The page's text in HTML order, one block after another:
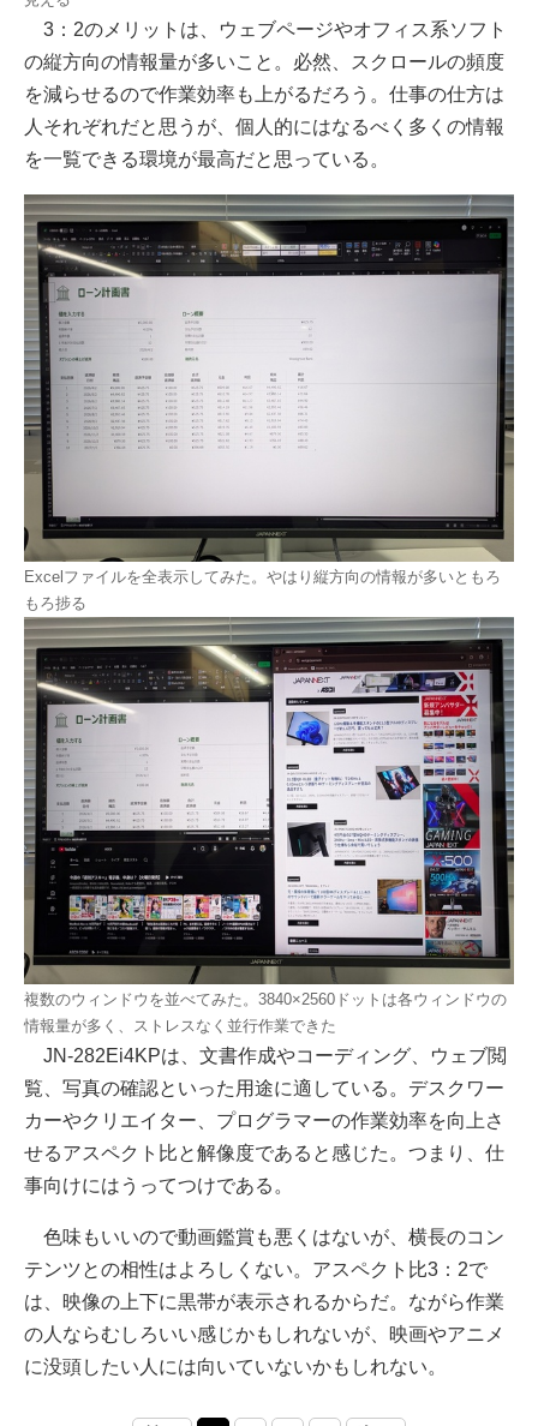
3：2のメリットは、ウェブページやオフィス系ソフト
の縦方向の情報量が多いこと。必然、スクロールの頻度
を減らせるので作業効率も上がるだろう。仕事の仕方は
人それぞれだと思うが、個人的にはなるべく多くの情報
を一覧できる環境が最高だと思っている。
Excelファイルを全表示してみた。やはり縦方向の情報が多いともろ
もろ捗る
複数のウィンドウを並べてみた。3840×2560ドットは各ウィンドウの
情報量が多く、ストレスなく並行作業できた
JN-282Ei4KPは、文書作成やコーディング、ウェブ閲
覧、写真の確認といった用途に適している。デスクワー
カーやクリエイター、プログラマーの作業効率を向上さ
せるアスペクト比と解像度であると感じた。つまり、仕
事向けにはうってつけである。
色味もいいので動画鑑賞も悪くはないが、横長のコン
テンツとの相性はよろしくない。アスペクト比3：2で
は、映像の上下に黒帯が表示されるからだ。ながら作業
の人ならむしろいい感じかもしれないが、映画やアニメ
に没頭したい人には向いていないかもしれない。